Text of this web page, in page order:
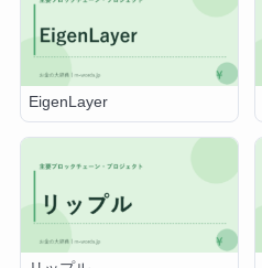
EigenLayer